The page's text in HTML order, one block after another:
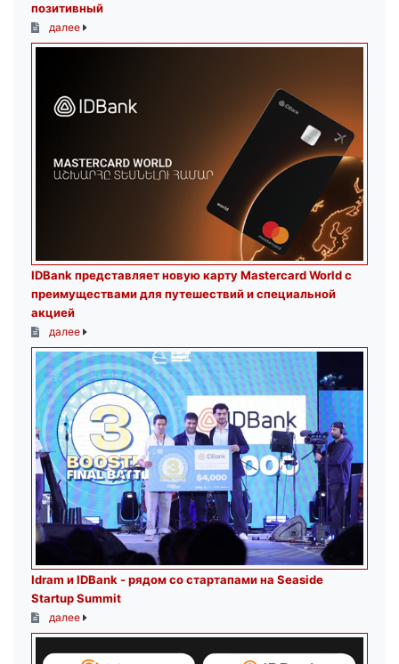
позитивный
далее
IDBank представляет новую карту Mastercard World с
преимуществами для путешествий и специальной
акцией
далее
Idram и IDBank - рядом со стартапами на Seaside
Startup Summit
далее